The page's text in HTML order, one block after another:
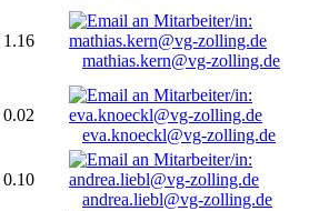
1.16
mathias.kern@vg-zolling.de
0.02
eva.knoeckl@vg-zolling.de
0.10
andrea.liebl@vg-zolling.de